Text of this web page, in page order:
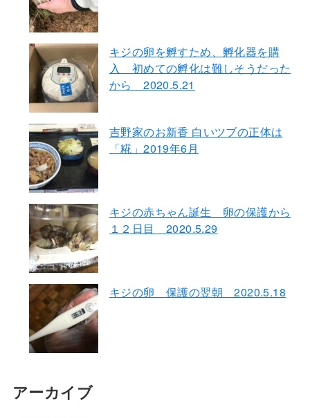
キジの卵を孵すため、孵化器を購
入 初めての孵化は難しそうだった
から 2020.5.21
吉野家のお新香 白いツブの正体は
「糀」2019年6月
キジの赤ちゃん誕生 卵の保護から
１２日目 2020.5.29
キジの卵 保護の翌朝 2020.5.18
アーカイブ